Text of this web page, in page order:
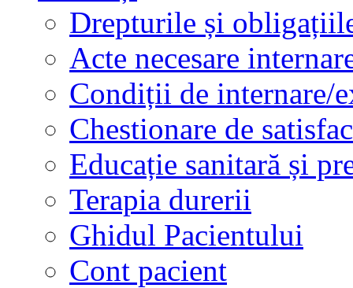
Drepturile și
Acte necesare
Condiții de internare/
Chestionare de
Educație sanitară și
Terapia durerii
Ghidul Pacientului
Cont pacient